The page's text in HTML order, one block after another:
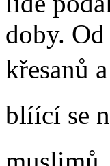
doby.
křesanů
blíící se